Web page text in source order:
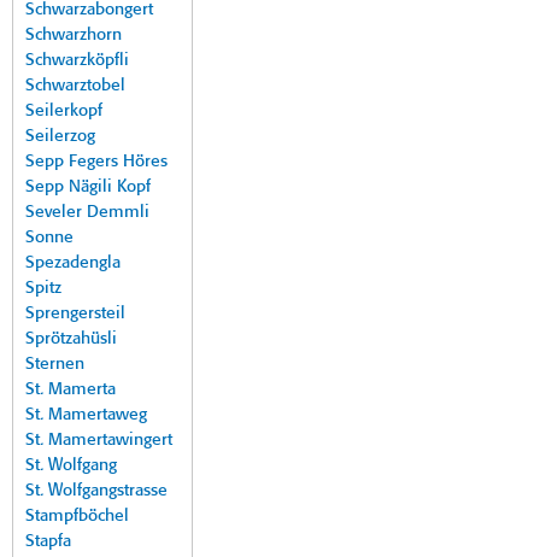
Schwarzabongert
Schwarzhorn
Schwarzköpfli
Schwarztobel
Seilerkopf
Seilerzog
Sepp Fegers Höres
Sepp Nägili Kopf
Seveler Demmli
Sonne
Spezadengla
Spitz
Sprengersteil
Sprötzahüsli
Sternen
St. Mamerta
St. Mamertaweg
St. Mamertawingert
St. Wolfgang
St. Wolfgangstrasse
Stampfböchel
Stapfa